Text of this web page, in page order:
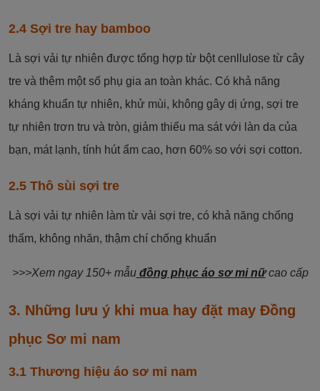
2.4 Sợi tre hay bamboo
Là sợi vải tự nhiên được tổng hợp từ bột cenllulose từ cây
tre và thêm một số phụ gia an toàn khác. Có khả năng
kháng khuẩn tự nhiên, khử mùi, không gây dị ứng, sợi tre
tự nhiên trơn tru và tròn, giảm thiểu ma sát với làn da của
bạn, mát lạnh, tính hút ẩm cao, hơn 60% so với sợi cotton.
2.5 Thô sùi sợi tre
Là sợi vải tự nhiên làm từ vải sợi tre, có khả năng chống
thấm, không nhăn, thậm chí chống khuẩn
>>>Xem ngay 150+ mẫuđồng phục áo sơ mi nữcao cấp
3. Những lưu ý khi mua hay đặt may Đồng
phục Sơ mi nam
3.1 Thương hiệu áo sơ mi nam